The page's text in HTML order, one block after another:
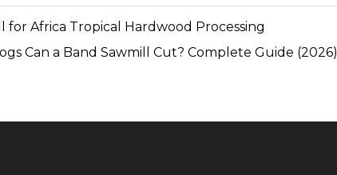
for Africa Tropical Hardwood Processing
Can a Band Sawmill Cut? Complete Guide (2026)